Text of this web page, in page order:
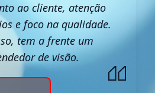
ao cliente, atenção
e foco na qualidade.
tem a frente um
de visão.